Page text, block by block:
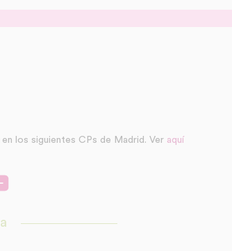
los siguientes CPs de Madrid. Ver aquí